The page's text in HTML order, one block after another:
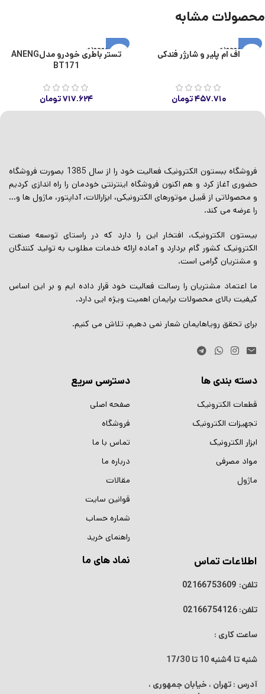
محصولات مشابه
اتمام موجودی
اف ام پلیر و شارژر فندکی
۴۵۷.۷۱۰تومان
اتمام موجودی
تستر باطری خودرو مدلANENG
BT171
۷۱۷.۶۲۴تومان
فروشگاه ببستون الکترونیک فعالیت خود را از سال 1385 بصورت فروشگاه
حضوری آغاز کرد و هم اکنون فروشگاه اینترنتی خودمان را راه اندازی کردیم
و محصولاتی از قبیل موتورهای الکترونیکی، ابزارالات، آداپتور، ماژول ها و…
را عرضه می کند.
بیستون الکترونیک، افتخار این را دارد که در راستای توسعه صنعت
الکترونیک کشور گام بردارد و آماده ارائه خدمات مطلوب به تولید کنندگان
و مشتریان گرامی است.
ما اعتماد مشتریان را رسالت فعالیت خود قرار داده ایم و بر این اساس
کیفیت بالای محصولات برایمان اهمیت ویژه ایی دارد.
برای تحقق رویاهایمان شعار نمی دهیم، تلاش می کنیم.
دسته بندی ها
قطعات الکترونیک
تجهیزات الکترونیک
ابزار الکترونیک
مواد مصرفی
ماژول
دسترسی سریع
صفحه اصلی
فروشگاه
تماس با ما
درباره ما
مقالات
قوانین سایت
شماره حساب
راهنمای خرید
اطلاعات تماس
تلفن: 02166753609
تلفن: 02166754126
ساعت کاری :
شنبه تا 4شنبه 10 تا 17/30
آدرس : تهران ، خیابان جمهوری ،
نماد های ما